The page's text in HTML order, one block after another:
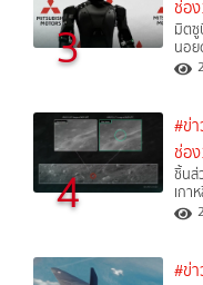
3
ช่อ
มิต
นอย
4
#ข่า
ช่อ
ชิ้นส่
เกา
#ข่า